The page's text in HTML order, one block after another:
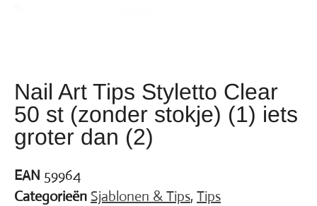
Nail Art Tips Styletto Clear
50 st (zonder stokje) (1) iets
groter dan (2)
EAN 59964
Categorieën Sjablonen & Tips, Tips